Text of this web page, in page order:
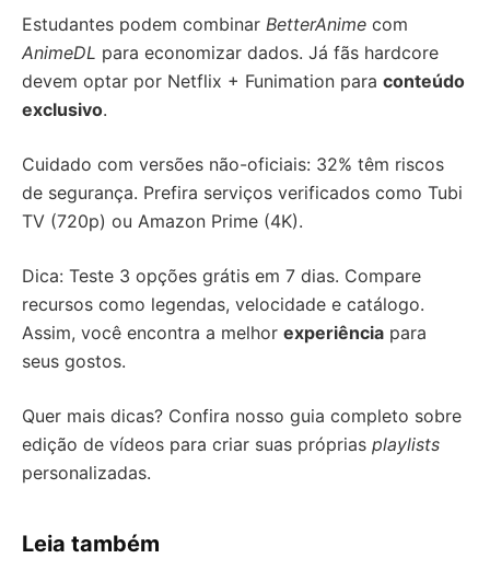
Estudantes podem combinar BetterAnime com
AnimeDL para economizar dados. Já fãs hardcore
devem optar por Netflix + Funimation para conteúdo
exclusivo.
Cuidado com versões não-oficiais: 32% têm riscos
de segurança. Prefira serviços verificados como Tubi
TV (720p) ou Amazon Prime (4K).
Dica: Teste 3 opções grátis em 7 dias. Compare
recursos como legendas, velocidade e catálogo.
Assim, você encontra a melhor experiência para
seus gostos.
Quer mais dicas? Confira nosso guia completo sobre
edição de vídeos para criar suas próprias playlists
personalizadas.
Leia também